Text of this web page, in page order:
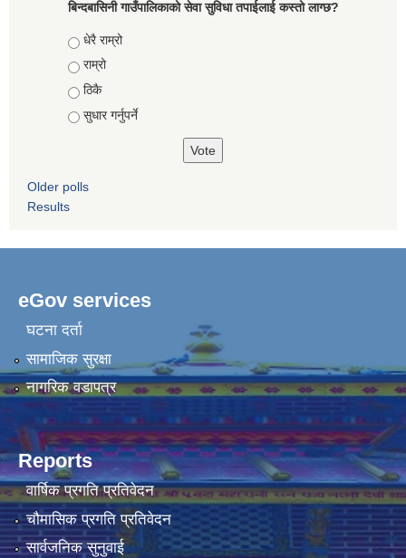
बिन्दबासिनी गाउँपालिकाको सेवा सुविधा तपाईलाई कस्तो लाग्छ?
Choices
धेरै राम्रो
राम्रो
ठिकै
सुधार गर्नुपर्ने
Older polls
Results
eGov services
घटना दर्ता
सामाजिक सुरक्षा
नागरिक वडापत्र
Reports
वार्षिक प्रगति प्रतिवेदन
चौमासिक प्रगति प्रतिवेदन
सार्वजनिक सुनुवाई